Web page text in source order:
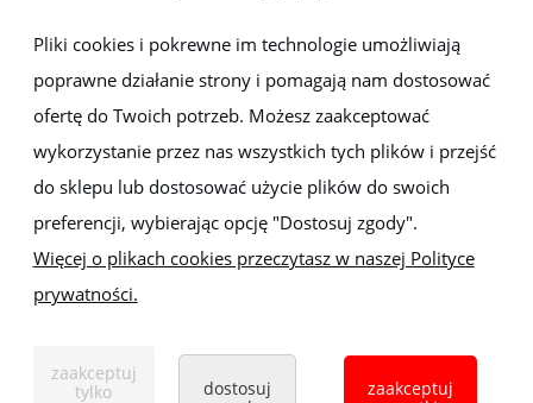
Newsletter
Zapisz się do newslettera, aby być na bieżąco z nowościami i
promocjami
Handlowa 1, 35-103 Rzeszów
Tel:
+48 17 853 90 49 +48 668 191 214
Pliki cookies i pokrewne im technologie umożliwiają
poprawne działanie strony i pomagają nam dostosować
ofertę do Twoich potrzeb. Możesz zaakceptować
wykorzystanie przez nas wszystkich tych plików i przejść
do sklepu lub dostosować użycie plików do swoich
preferencji, wybierając opcję "Dostosuj zgody".
Więcej o plikach cookies przeczytasz w naszej Polityce
prywatności.
zaakceptuj
tylko
dostosuj
zaakceptuj